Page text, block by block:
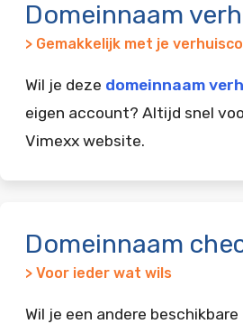
Domeinnaam
> Gemakkelijk met je
Wil je deze domeinnaam
eigen account? Altijd snel
Vimexx website.
Domeinnaam
> Voor ieder wat wils
Wil je een andere beschikbare